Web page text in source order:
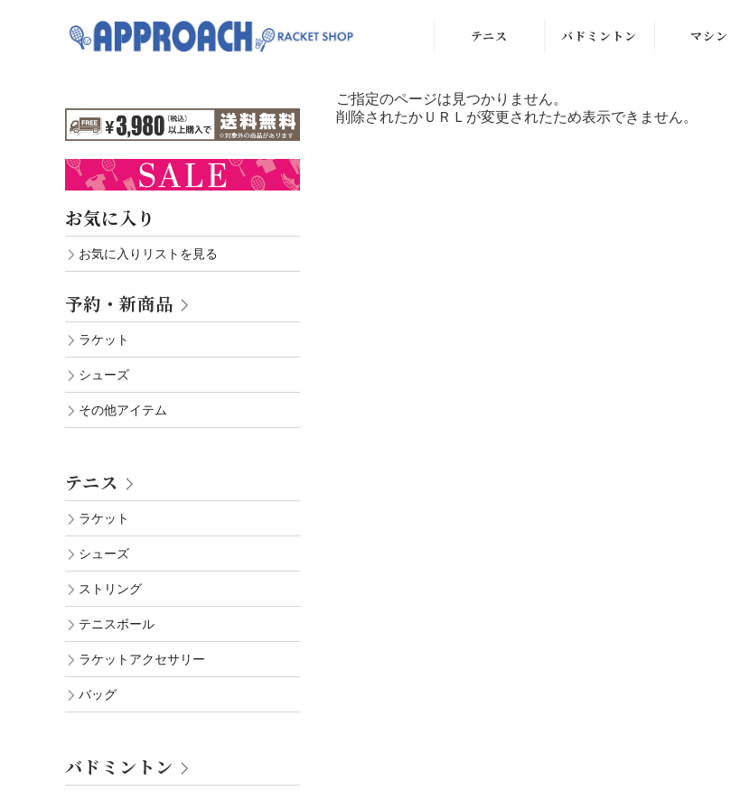
テニス
シューズ
バドミントン
シューズ
マシン
ボールマシン
ご指定のページは見つかりません。
削除されたかＵＲＬが変更されたため表示できません。
お気に入り
お気に入りリストを見る
予約・新商品
ラケット
シューズ
その他アイテム
テニス
ラケット
シューズ
ストリング
テニスボール
ラケットアクセサリー
バッグ
バドミントン